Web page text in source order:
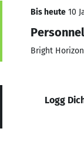
Bis heute 10
Bright
Logg